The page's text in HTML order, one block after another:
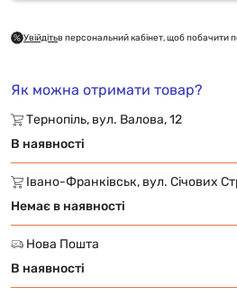
Увійдітьв персональний кабінет, щоб побачити
Як можна отримати товар?
Тернопіль, вул. Валова, 12
В наявності
Івано-Франківськ, вул. Січових
Немає в наявності
Нова Пошта
В наявності